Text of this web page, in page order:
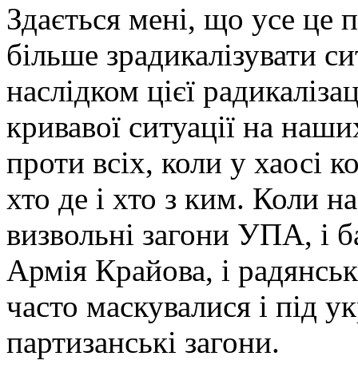
Здається мені, що усе
більше зрадикалізувати
наслідком цієї
кривавої ситуації на
проти всіх, коли у хаосі
хто де і хто з ким. Коли
визвольні загони УПА, і
Армія Крайова, і
часто маскувалися і під
партизанські загони.